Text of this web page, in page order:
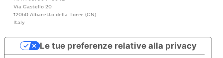
Via Castello 20
12050 Albaretto della Torre (CN)
Italy
Le tue preferenze relative alla privacy